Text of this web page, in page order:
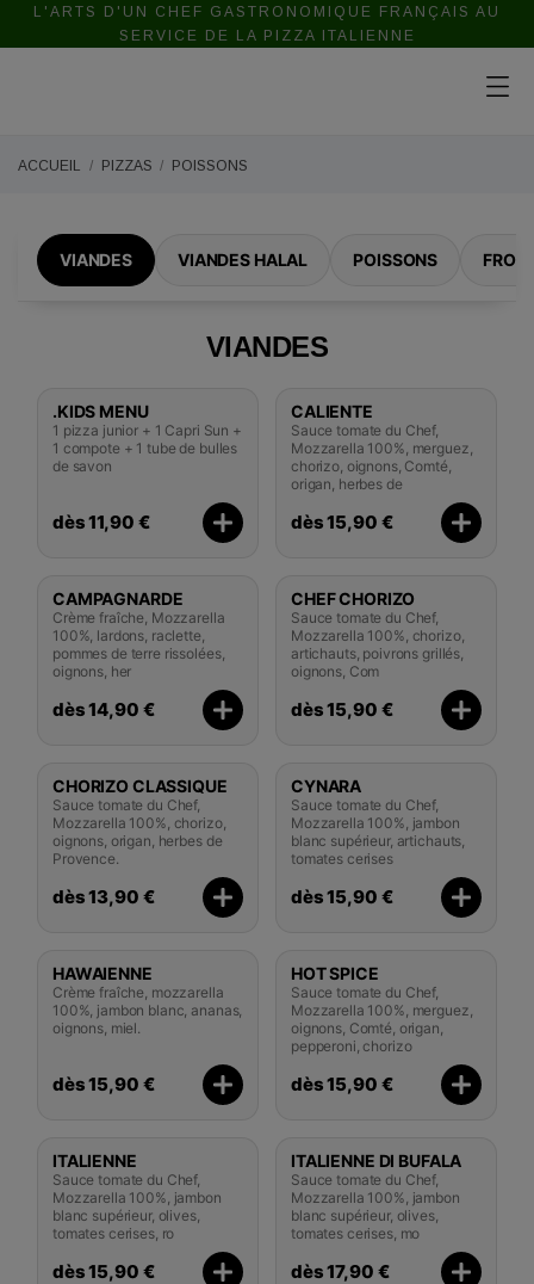
L'ARTS D'UN CHEF GASTRONOMIQUE FRANÇAIS AU
SERVICE DE LA PIZZA ITALIENNE
ACCUEIL PIZZAS POISSONS
VIANDES VIANDES HALAL POISSONS
VIANDES
.KIDS MENU
1 pizza junior + 1 Capri Sun +
1 compote + 1 tube de bulles
de savon
dès 11,90 €
CALIENTE
Sauce tomate du Chef,
Mozzarella 100%, merguez,
chorizo, oignons, Comté,
origan, herbes de
dès 15,90 €
CAMPAGNARDE
Crème fraîche, Mozzarella
100%, lardons, raclette,
pommes de terre rissolées,
oignons, her
dès 14,90 €
CHEF CHORIZO
Sauce tomate du Chef,
Mozzarella 100%, chorizo,
artichauts, poivrons grillés,
oignons, Com
dès 15,90 €
CHORIZO CLASSIQUE
Sauce tomate du Chef,
Mozzarella 100%, chorizo,
oignons, origan, herbes de
Provence.
dès 13,90 €
CYNARA
Sauce tomate du Chef,
Mozzarella 100%, jambon
blanc supérieur, artichauts,
tomates cerises
dès 15,90 €
HAWAIENNE
Crème fraîche, mozzarella
100%, jambon blanc, ananas,
oignons, miel.
dès 15,90 €
HOT SPICE
Sauce tomate du Chef,
Mozzarella 100%, merguez,
oignons, Comté, origan,
pepperoni, chorizo
dès 15,90 €
ITALIENNE
Sauce tomate du Chef,
Mozzarella 100%, jambon
blanc supérieur, olives,
tomates cerises, ro
dès 15,90 €
ITALIENNE DI BUFALA
Sauce tomate du Chef,
Mozzarella 100%, jambon
blanc supérieur, olives,
tomates cerises, mo
dès 17,90 €